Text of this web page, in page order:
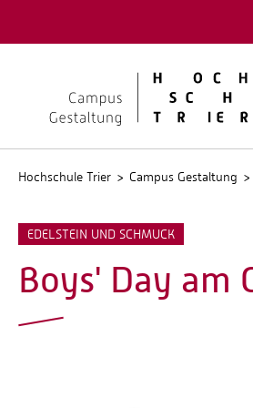
Hochschule Trier Campus Gestaltung
EDELSTEIN UND SCHMUCK
Boys' Day am